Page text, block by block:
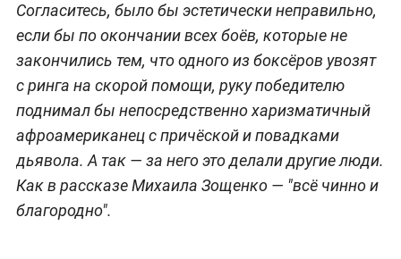
Согласитесь, было бы эстетически неправильно,
если бы по окончании всех боёв, которые не
закончились тем, что одного из боксёров увозят
с ринга на скорой помощи, руку победителю
поднимал бы непосредственно харизматичный
афроамериканец с причёской и повадками
дьявола. А так — за него это делали другие люди.
Как в рассказе Михаила Зощенко — "всё чинно и
благородно".